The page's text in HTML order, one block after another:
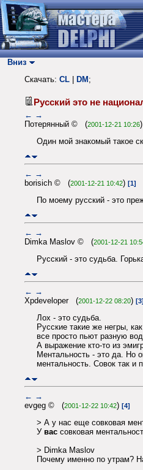
Вниз
Скачать: CL DM ;
Русский это не
← →
Потерянный © (2001-12-21 10:26)
Один мой знакомый такое
← →
borisich © (2001-12-21 10:42) [1]
По моему русский - это
← →
Dimka Maslov © (2001-12-21
Русский - это судьба.
← →
Xpdeveloper (2001-12-22 08:20) [3]
Лох - это судьба.
Русские такие же негры,
все просто пьют разную
А выражение кто-то из
Ментальность - это да. Но
ментальность. Совок так и
← →
evgeg © (2001-12-22 10:42) [4]
> А у нас еще совковая
У вас совковая
> Dimka Maslov
Почему именно по утрам?